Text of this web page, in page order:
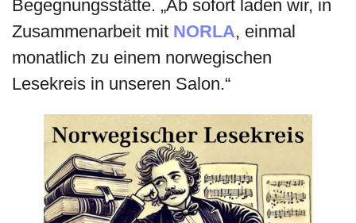
Begegnungsstätte. „Ab sofort laden wir, in
Zusammenarbeit mit NORLA, einmal
monatlich zu einem norwegischen
Lesekreis in unseren Salon.“